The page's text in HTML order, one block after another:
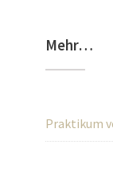
Mehr…
Praktikum